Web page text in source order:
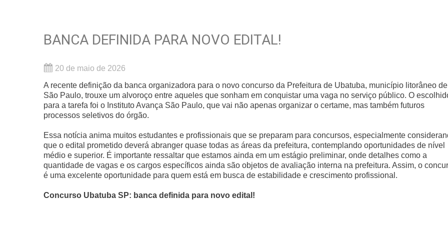
BANCA DEFINIDA PARA NOVO EDITAL!
20 de maio de 2026
A recente definição da banca organizadora para o novo concurso da Prefeitura de Ubatuba, município litorâneo de
São Paulo, trouxe um alvoroço entre aqueles que sonham em conquistar uma vaga no serviço público. O
para a tarefa foi o Instituto Avança São Paulo, que vai não apenas organizar o certame, mas também futuros
processos seletivos do órgão.
Essa notícia anima muitos estudantes e profissionais que se preparam para concursos, especialmente
que o edital prometido deverá abranger quase todas as áreas da prefeitura, contemplando oportunidades de nível
médio e superior. É importante ressaltar que estamos ainda em um estágio preliminar, onde detalhes como a
quantidade de vagas e os cargos específicos ainda são objetos de avaliação interna na prefeitura. Assim, o
é uma excelente oportunidade para quem está em busca de estabilidade e crescimento profissional.
Concurso Ubatuba SP: banca definida para novo edital!